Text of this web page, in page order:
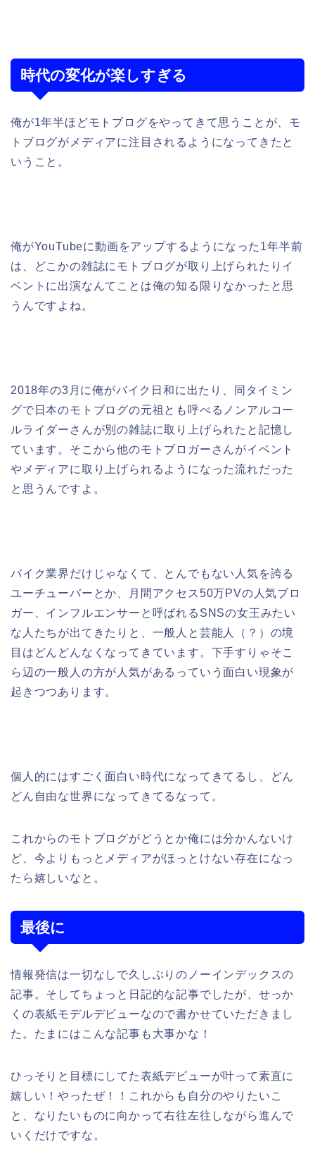
時代の変化が楽しすぎる
俺が1年半ほどモトブログをやってきて思うことが、モ
トブログがメディアに注目されるようになってきたと
いうこと。
俺がYouTubeに動画をアップするようになった1年半前
は、どこかの雑誌にモトブログが取り上げられたりイ
ベントに出演なんてことは俺の知る限りなかったと思
うんですよね。
2018年の3月に俺がバイク日和に出たり、同タイミン
グで日本のモトブログの元祖とも呼べるノンアルコー
ルライダーさんが別の雑誌に取り上げられたと記憶し
ています。そこから他のモトブロガーさんがイベント
やメディアに取り上げられるようになった流れだった
と思うんですよ。
バイク業界だけじゃなくて、とんでもない人気を誇る
ユーチューバーとか、月間アクセス50万PVの人気ブロ
ガー、インフルエンサーと呼ばれるSNSの女王みたい
な人たちが出てきたりと、一般人と芸能人（？）の境
目はどんどんなくなってきています。下手すりゃそこ
ら辺の一般人の方が人気があるっていう面白い現象が
起きつつあります。
個人的にはすごく面白い時代になってきてるし、どん
どん自由な世界になってきてるなって。
これからのモトブログがどうとか俺には分かんないけ
ど、今よりもっとメディアがほっとけない存在になっ
たら嬉しいなと。
最後に
情報発信は一切なしで久しぶりのノーインデックスの
記事。そしてちょっと日記的な記事でしたが、せっか
くの表紙モデルデビューなので書かせていただきまし
た。たまにはこんな記事も大事かな！
ひっそりと目標にしてた表紙デビューが叶って素直に
嬉しい！やったぜ！！これからも自分のやりたいこ
と、なりたいものに向かって右往左往しながら進んで
いくだけですな。